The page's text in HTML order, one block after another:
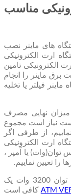
مناسب
های ماینر نصب
ارت الکترونیکی
الکترونیکی تامین
برق ماینر را انجام
فیلتر یا تخلیه
میزان نهایی مصرف
است نیاز است مجموع
از طرفی اگر
ارت الکترونیکی
توان(وات) یا آمپر ،
را تعیین نماییم.
بعنوان مثال جهت یک دستگاه ماینر تکفاز با توان 3200 وات یک
ATM کافی است